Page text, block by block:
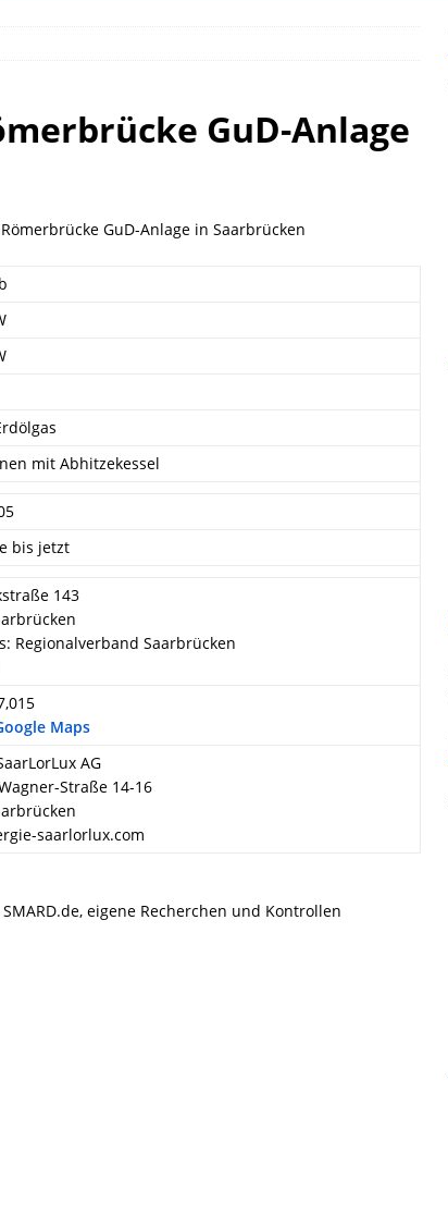
GuD-Anlage
GuD-Anlage in Saarbrücken
mit Abhitzekessel
bis jetzt
143
Regionalverband Saarbrücken
Maps
AG
Straße 14-16
saarlorlux.com
eigene Recherchen und Kontrollen